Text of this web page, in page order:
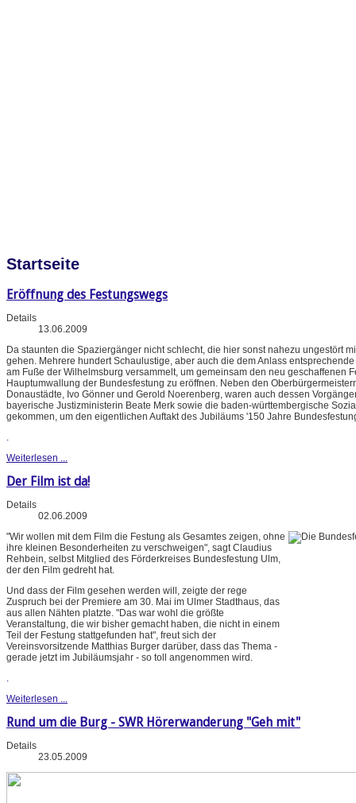
Startseite
Eröffnung des Festungswegs
Details
13.06.2009
Da staunten die Spaziergänger nicht schlecht, die hier sonst nahezu ungestört
gehen. Mehrere hundert Schaulustige, aber auch die dem Anlass
am Fuße der Wilhelmsburg versammelt, um gemeinsam den neu geschaffenen
Hauptumwallung der Bundesfestung zu eröffnen. Neben den
Donaustädte, Ivo Gönner und Gerold Noerenberg, waren auch dessen
bayerische Justizministerin Beate Merk sowie die baden-württembergische
gekommen, um den eigentlichen Auftakt des Jubiläums '150 Jahre
.
Weiterlesen ...
Der Film ist da!
Details
02.06.2009
"Wir wollen mit dem Film die Festung als Gesamtes zeigen, ohne
ihre kleinen Besonderheiten zu verschweigen", sagt Claudius
Rehbein, selbst Mitglied des Förderkreises Bundesfestung Ulm,
der den Film gedreht hat.
Und dass der Film gesehen werden will, zeigte der rege
Zuspruch bei der Premiere am 30. Mai im Ulmer Stadthaus, das
aus allen Nähten platzte. "Das war wohl die größte
Veranstaltung, die wir bisher gemacht haben, die nicht in einem
Teil der Festung stattgefunden hat", freut sich der
Vereinsvorsitzende Matthias Burger darüber, dass das Thema -
gerade jetzt im Jubiläumsjahr - so toll angenommen wird.
Weiterlesen ...
Rund um die Burg - SWR Hörerwanderung "Geh mit"
Details
23.05.2009